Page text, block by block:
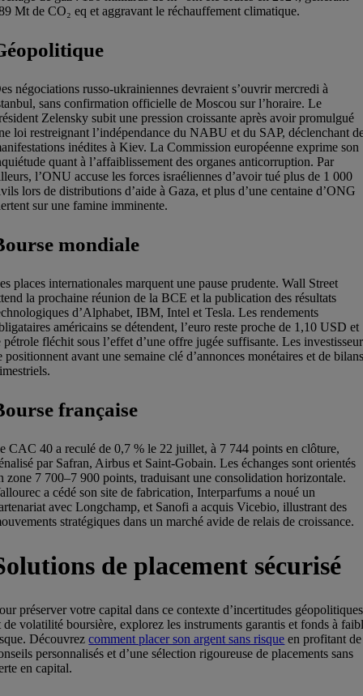
Mt de CO₂ eq et aggravant le réchauffement climatique.
négociations russo-ukrainiennes devraient s’ouvrir mercredi à
sans confirmation officielle de Moscou sur l’horaire. Le
Zelensky subit une pression croissante après avoir promulgué
loi restreignant l’indépendance du NABU et du SAP, déclenchant
inédites à Kiev. La Commission européenne exprime son
quant à l’affaiblissement des organes anticorruption. Par
l’ONU accuse les forces israéliennes d’avoir tué plus de 1 000
lors de distributions d’aide à Gaza, et plus d’une centaine d’ONG
sur une famine imminente.
mondiale
places internationales marquent une pause prudente. Wall Street
la prochaine réunion de la BCE et la publication des résultats
d’Alphabet, IBM, Intel et Tesla. Les rendements
américains se détendent, l’euro reste proche de 1,10 USD et
pétrole fléchit sous l’effet d’une offre jugée suffisante. Les
positionnent avant une semaine clé d’annonces monétaires et de
française
CAC 40 a reculé de 0,7 % le 22 juillet, à 7 744 points en clôture,
par Safran, Airbus et Saint-Gobain. Les échanges sont orientés
zone 7 700–7 900 points, traduisant une consolidation horizontale.
a cédé son site de fabrication, Interparfums a noué un
avec Longchamp, et Sanofi a acquis Vicebio, illustrant des
stratégiques dans un marché avide de relais de croissance.
de placement sécurisé
préserver votre capital dans ce contexte d’incertitudes géopolitiques
de volatilité boursière, explorez les instruments garantis et fonds à
Découvrezcomment placer son argent sans risque en profitant de
personnalisés et d’une sélection rigoureuse de placements sans
en capital.